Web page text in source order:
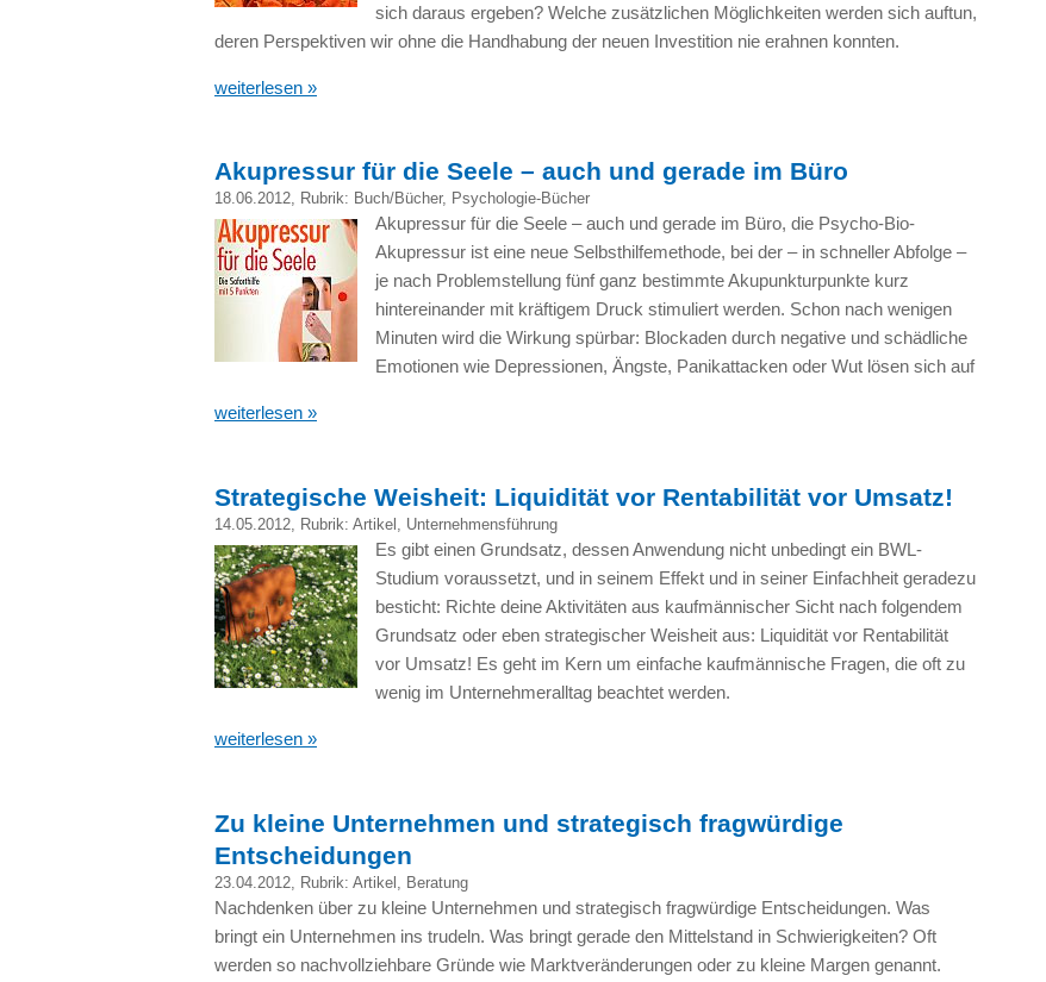
sich daraus ergeben? Welche zusätzlichen Möglichkeiten werden sich auftun,
deren Perspektiven wir ohne die Handhabung der neuen Investition nie erahnen konnten.
weiterlesen »
Akupressur für die Seele – auch und gerade im Büro
18.06.2012, Rubrik: Buch/Bücher, Psychologie-Bücher
Akupressur für die Seele – auch und gerade im Büro, die Psycho-Bio-
Akupressur ist eine neue Selbsthilfemethode, bei der – in schneller Abfolge –
je nach Problemstellung fünf ganz bestimmte Akupunkturpunkte kurz
hintereinander mit kräftigem Druck stimuliert werden. Schon nach wenigen
Minuten wird die Wirkung spürbar: Blockaden durch negative und schädliche
Emotionen wie Depressionen, Ängste, Panikattacken oder Wut lösen sich auf
weiterlesen »
Strategische Weisheit: Liquidität vor Rentabilität vor Umsatz!
14.05.2012, Rubrik: Artikel , Unternehmensführung
Es gibt einen Grundsatz, dessen Anwendung nicht unbedingt ein BWL -
Studium voraussetzt, und in seinem Effekt und in seiner Einfachheit geradezu
besticht: Richte deine Aktivitäten aus kaufmännischer Sicht nach folgendem
Grundsatz oder eben strategischer Weisheit aus: Liquidität vor Rentabilität
vor Umsatz! Es geht im Kern um einfache kaufmännische Fragen, die oft zu
wenig im Unternehmeralltag beachtet werden.
weiterlesen »
Zu kleine Unternehmen und strategisch fragwürdige
Entscheidungen
23.04.2012, Rubrik: Artikel , Beratung
Nachdenken über zu kleine Unternehmen und strategisch fragwürdige Entscheidungen. Was
bringt ein Unternehmen ins trudeln. Was bringt gerade den Mittelstand in Schwierigkeiten? Oft
werden so nachvollziehbare Gründe wie Marktveränderungen oder zu kleine Margen genannt.